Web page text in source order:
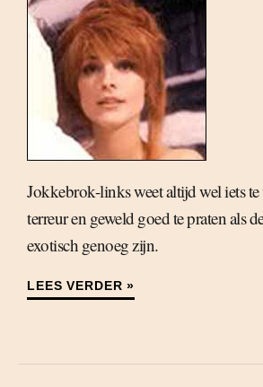
Jokkebrok-links weet altijd wel iets
terreur en geweld goed te praten als
exotisch genoeg zijn.
LEES VERDER »